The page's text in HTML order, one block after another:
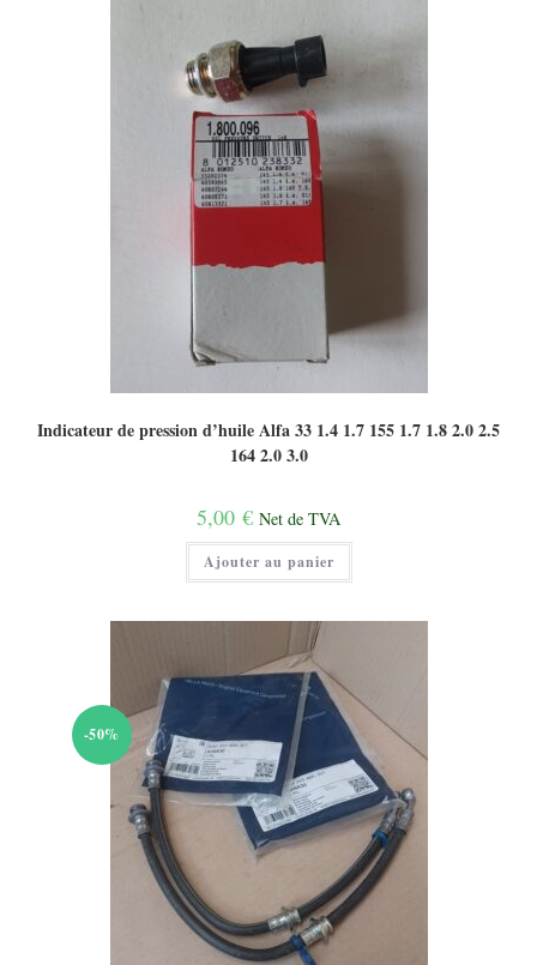
Indicateur de pression d’huile Alfa 33 1.4 1.7 155 1.7 1.8 2.0 2.5
164 2.0 3.0
5,00 € Net de TVA
Ajouter au panier
-50%